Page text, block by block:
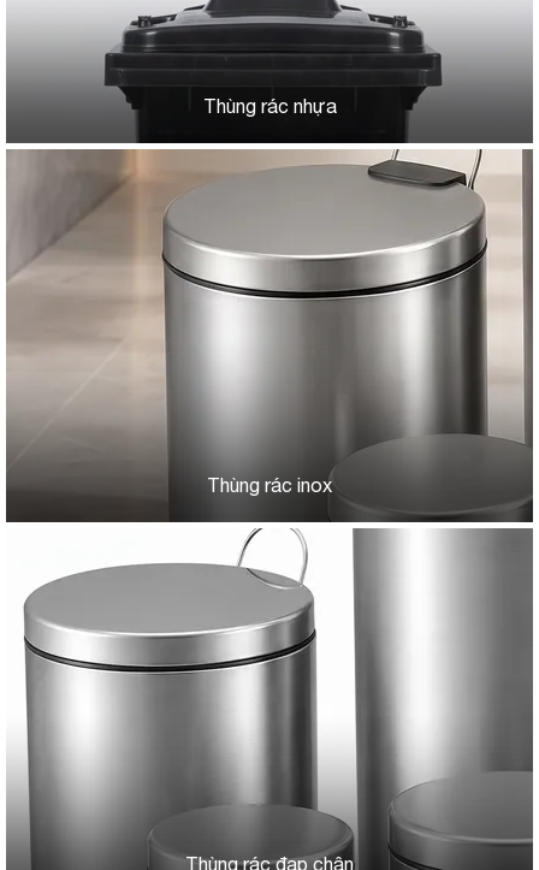
Thùng rác nhựa
Thùng rác inox
Thùng rác đạp chân